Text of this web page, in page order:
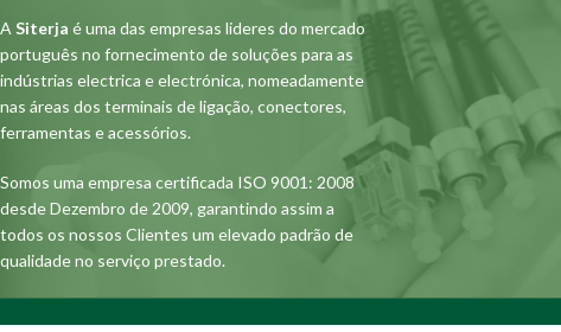
A Siterja é uma das empresas lideres do mercado
português no fornecimento de soluções para as
indústrias electrica e electrónica, nomeadamente
nas áreas dos terminais de ligação, conectores,
ferramentas e acessórios.
Somos uma empresa certificada ISO 9001: 2008
desde Dezembro de 2009, garantindo assim a
todos os nossos Clientes um elevado padrão de
qualidade no serviço prestado.